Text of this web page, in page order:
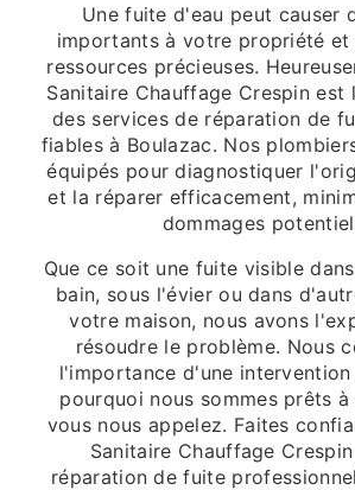
Une fuite d'eau peut causer
importants à votre propriété et
ressources précieuses.
Sanitaire Chauffage Crespin est
des services de réparation de
fiables à Boulazac. Nos
équipés pour diagnostiquer
et la réparer efficacement,
dommages
Que ce soit une fuite visible
bain, sous l'évier ou dans
votre maison, nous avons
résoudre le problème. Nous
l'importance d'une
pourquoi nous sommes prêts
vous nous appelez. Faites
Sanitaire Chauffage
réparation de fuite